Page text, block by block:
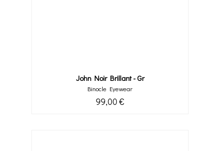
John Noir Brillant - Gr
Binocle Eyewear
99,00 €